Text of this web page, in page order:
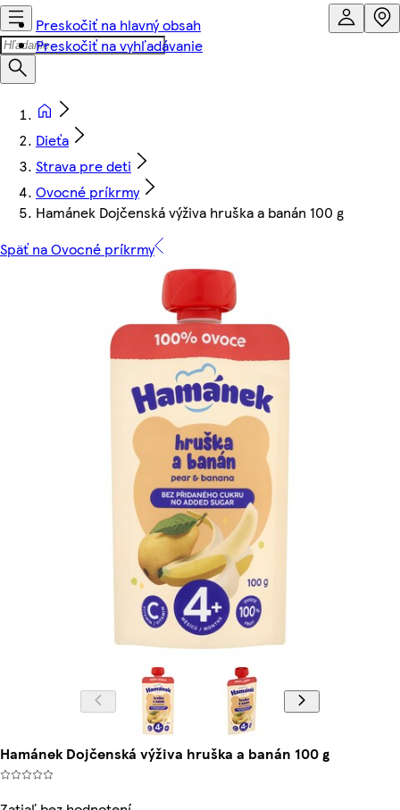
Preskočiť na hlavný obsah
Preskočiť na vyhľadávanie
Dieťa
Strava pre deti
Ovocné príkrmy
Hamánek Dojčenská výživa hruška a banán 100 g
Späť na Ovocné príkrmy
Hamánek Dojčenská výživa hruška a banán 100 g